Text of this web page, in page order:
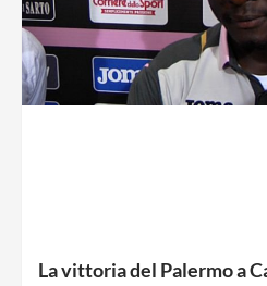
La vittoria del Palermo a